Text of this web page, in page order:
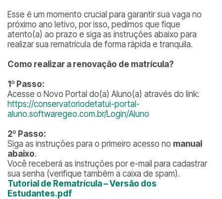
Esse é um momento crucial para garantir sua vaga no
próximo ano letivo, por isso, pedimos que fique
atento(a) ao prazo e siga as instruções abaixo para
realizar sua rematrícula de forma rápida e tranquila.
Como realizar a renovação de matrícula?
1º Passo:
Acesse o Novo Portal do(a) Aluno(a) através do link:
https://conservatoriodetatui-portal-
aluno.softwaregeo.com.br/Login/Aluno
2º Passo:
Siga as instruções para o primeiro acesso no manual
abaixo.
Você receberá as instruções por e-mail para cadastrar
sua senha (verifique também a caixa de spam).
Tutorial de Rematrícula – Versão dos
Estudantes.pdf